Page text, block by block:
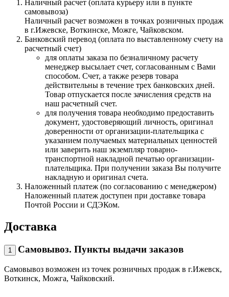
Наличный расчет (оплата курьеру или в пункте
самовывоза)
Наличный расчет возможен в точках розничных продаж
в г.Ижевске, Воткинске, Можге, Чайковском.
Банковский перевод (оплата по выставленному счету на
расчетный счет)
для оплаты заказа по безналичному расчету
менеджер высылает счет, согласованным с Вами
способом. Счет, а также резерв товара
действительны в течение трех банковских дней.
Товар отпускается после зачисления средств на
наш расчетный счет.
для получения товара необходимо предоставить
документ, удостоверяющий личность, оригинал
доверенности от организации-плательщика с
указанием получаемых материальных ценностей
или заверить наш экземпляр товарно-
транспортной накладной печатью организации-
плательщика. При получении заказа Вы получите
накладную и оригинал счета.
Наложенный платеж (по согласованию с менеджером)
Наложенный платеж доступен при доставке товара
Почтой России и СДЭКом.
Доставка
1 Самовывоз. Пункты выдачи заказов
Самовывоз возможен из точек розничных продаж в г.Ижевск,
Воткинск, Можга, Чайковский.